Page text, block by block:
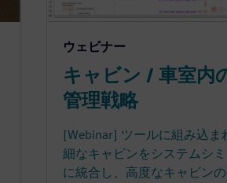
ウェビナー
キャビン / 車室内
管理戦略
[Webinar] ツールに組み込ま
細なキャビンをシステムシ
に統合し、高度なキャビン